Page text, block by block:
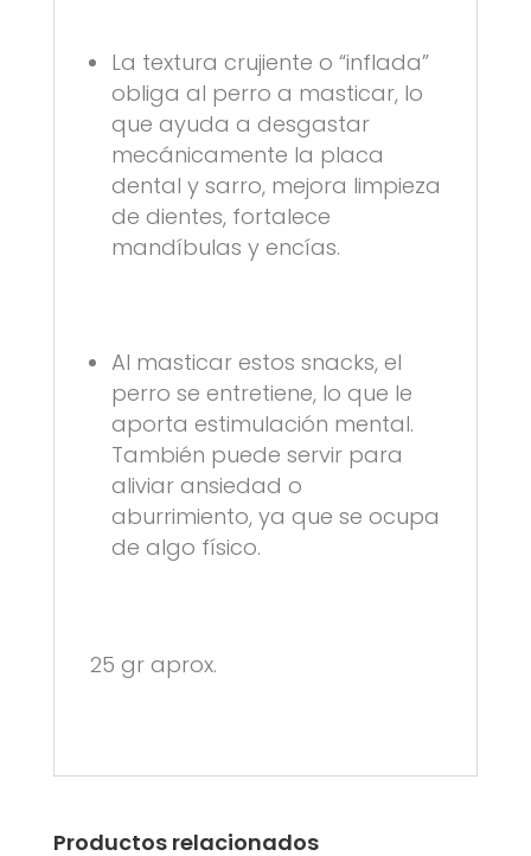
La textura crujiente o “inflada”
obliga al perro a masticar, lo
que ayuda a desgastar
mecánicamente la placa
dental y sarro, mejora limpieza
de dientes, fortalece
mandíbulas y encías.
Al masticar estos snacks, el
perro se entretiene, lo que le
aporta estimulación mental.
También puede servir para
aliviar ansiedad o
aburrimiento, ya que se ocupa
de algo físico.
25 gr aprox.
Productos relacionados